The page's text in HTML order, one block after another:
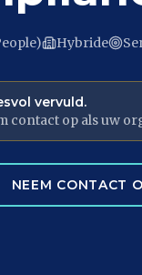
Hybride
vervuld.
contact op als uw
NEEM CONTACT